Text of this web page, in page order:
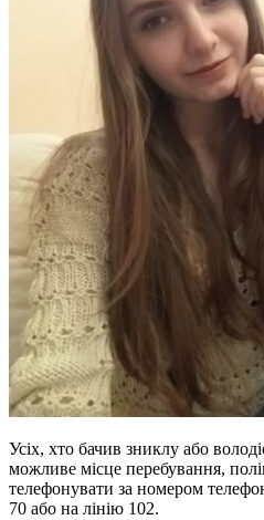
Усіх, хто бачив зниклу або
можливе місце перебування,
телефонувати за номером
70 або на лінію 102.